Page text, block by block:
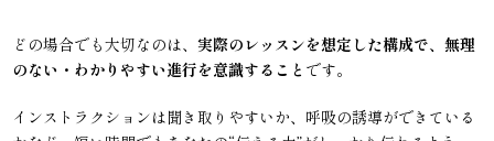
どの場合でも大切なのは、実際のレッスンを想定した構成で、無理
のない・わかりやすい進行を意識すること です。
インストラクションは聞き取りやすいか、呼吸の誘導ができている